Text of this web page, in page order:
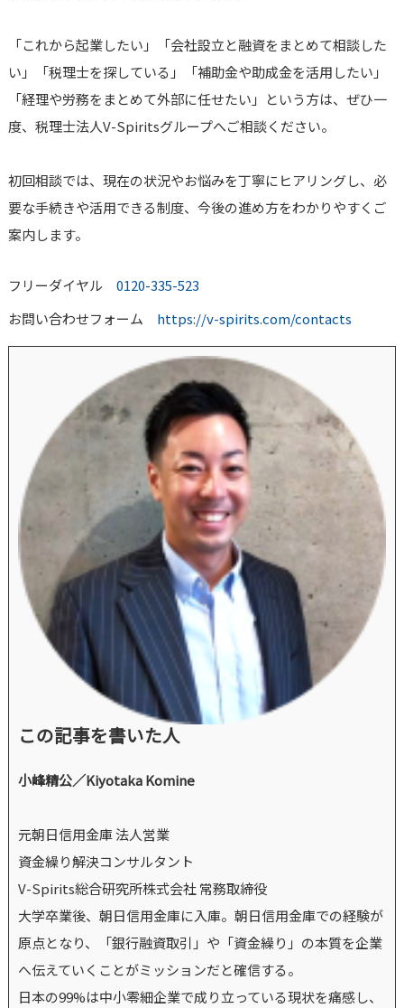
「これから起業したい」「会社設立と融資をまとめて相談した
い」「税理士を探している」「補助金や助成金を活用したい」
「経理や労務をまとめて外部に任せたい」という方は、ぜひ一
度、税理士法人V-Spiritsグループへご相談ください。
初回相談では、現在の状況やお悩みを丁寧にヒアリングし、必
要な手続きや活用できる制度、今後の進め方をわかりやすくご
案内します。
フリーダイヤル 0120-335-523
お問い合わせフォーム https://v-spirits.com/contacts
この記事を書いた人
小峰精公／Kiyotaka Komine
元朝日信用金庫 法人営業
資金繰り解決コンサルタント
V-Spirits総合研究所株式会社 常務取締役
大学卒業後、朝日信用金庫に入庫。朝日信用金庫での経験が
原点となり、「銀行融資取引」や「資金繰り」の本質を企業
へ伝えていくことがミッションだと確信する。
日本の99%は中小零細企業で成り立っている現状を痛感し、